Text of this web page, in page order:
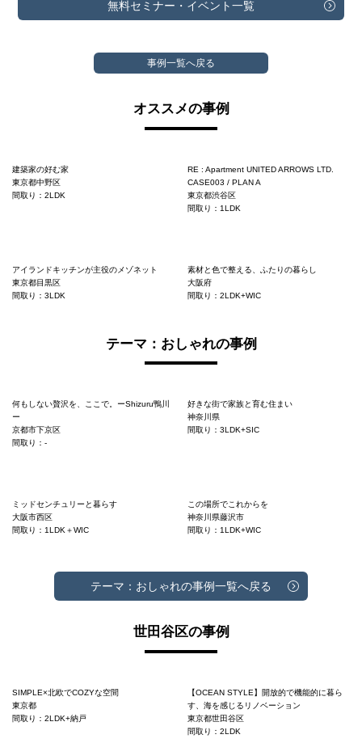
無料セミナー・ イベント一覧
事例一覧へ戻る
オススメの事例
建築家の好む家
東京都中野区
間取り：2LDK
RE : Apartment UNITED ARROWS LTD.
CASE003 / PLAN A
東京都渋谷区
間取り：1LDK
アイランドキッチンが主役のメゾネット
東京都目黒区
間取り：3LDK
素材と色で整える、ふたりの暮らし
大阪府
間取り：2LDK+WIC
テーマ：おしゃれの事例
何もしない贅沢を、ここで。ーShizuru鴨川
ー
京都市下京区
間取り：-
好きな街で家族と育む住まい
神奈川県
間取り：3LDK+SIC
ミッドセンチュリーと暮らす
大阪市西区
間取り：1LDK＋WIC
この場所でこれからを
神奈川県藤沢市
間取り：1LDK+WIC
テーマ：おしゃれの事例一覧へ戻る
世田谷区の事例
SIMPLE×北欧でCOZYな空間
東京都
間取り：2LDK+納戸
【OCEAN STYLE】開放的で機能的に暮ら
す、海を感じるリノベーション
東京都世田谷区
間取り：2LDK